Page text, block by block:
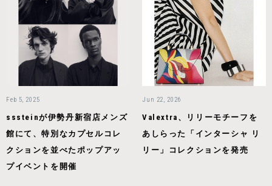
Feb 5, 2025
sssteinが伊勢丹新宿店メンズ
館にて、特別なカプセルコレ
クションを並べたポップアッ
プイベントを開催
Jun 22, 2026
Valextra、リリーモチーフを
あしらった「インターシャ リ
リー」コレクションを発売